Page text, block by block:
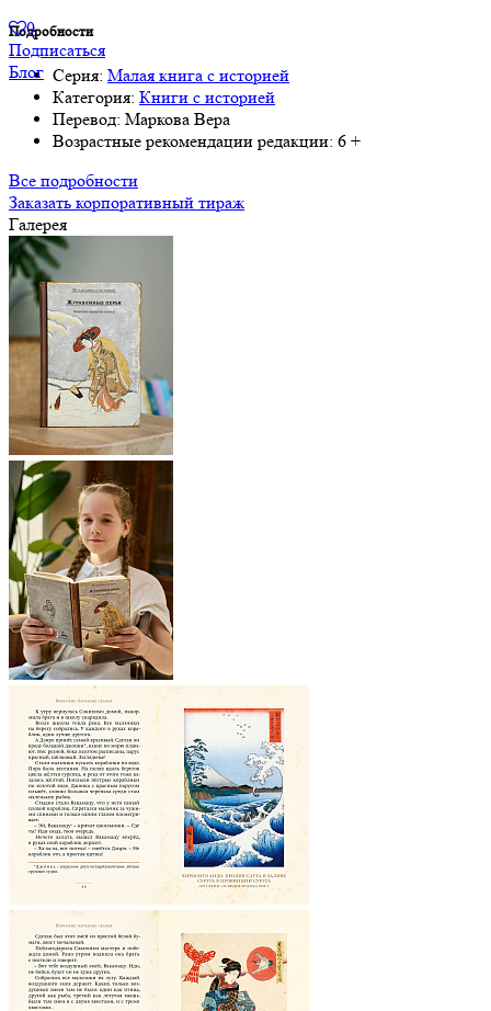
0
Подписаться
Блог
Подробности
Серия: Малая книга с историей
Категория: Книги с историей
Перевод: Маркова Вера
Возрастные рекомендации редакции: 6 +
Все подробности
Заказать корпоративный тираж
Галерея